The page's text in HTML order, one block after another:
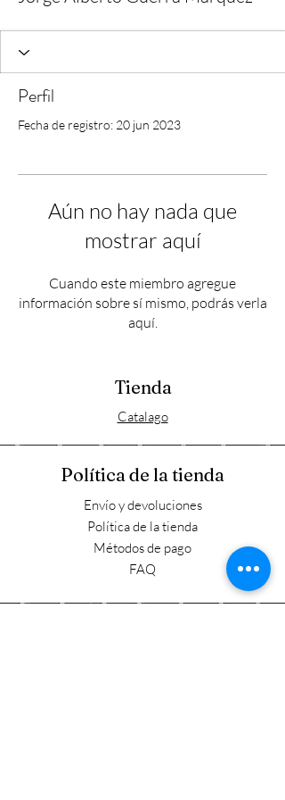
Perfil
Fecha de registro: 20 jun 2023
Aún no hay nada que
mostrar aquí
Cuando este miembro agregue
información sobre sí mismo, podrás verla
aquí.
Tienda
Catalago
Política de la tienda
Envío y devoluciones
Política de la tienda
Métodos de pago
FAQ